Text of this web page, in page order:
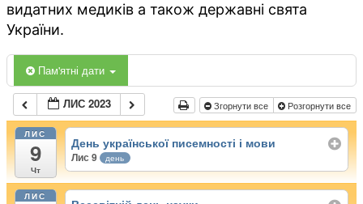
видатних медиків а також державні свята
України.
Пам'ятні дати
ЛИС 2023 Згорнути все Розгорнути все
ЛИС
9
Чт
День української писемності і мови
Лис 9 день
ЛИС